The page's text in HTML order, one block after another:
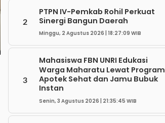
2
PTPN IV-Pemkab Rohil Perkuat
Sinergi Bangun Daerah
Minggu, 2 Agustus 2026 | 18:27:09 WIB
3
Mahasiswa FBN UNRI Edukasi
Warga Maharatu Lewat Program
Apotek Sehat dan Jamu Bubuk
Instan
Senin, 3 Agustus 2026 | 21:35:45 WIB